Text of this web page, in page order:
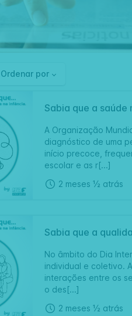
Ordenar por
Sabia que a
A Organização
diagnóstico de uma
início precoce,
escolar e as r[...]
2 meses ½ atrás
Sabia que a
No âmbito do Dia
individual e coletivo.
interações entre os
o des[...]
2 meses ½ atrás